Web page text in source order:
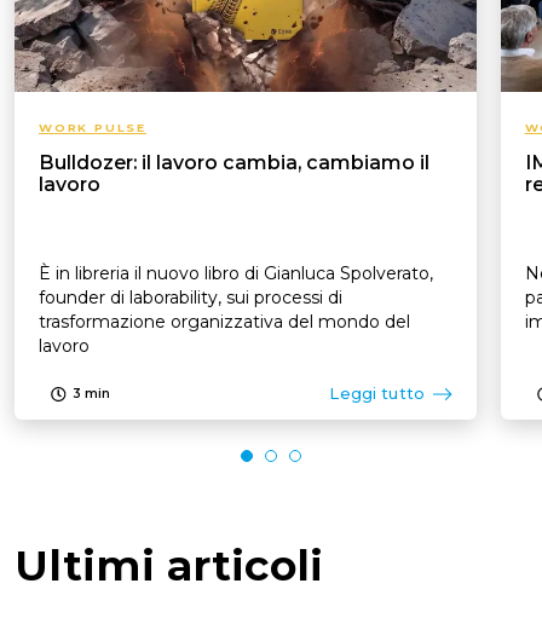
WORK PULSE
Bulldozer: il lavoro cambia, cambiamo il
lavoro
È in libreria il nuovo libro di Gianluca Spolverato,
founder di laborability, sui processi di
trasformazione organizzativa del mondo del
lavoro
3 min Leggi tutto
Ultimi articoli